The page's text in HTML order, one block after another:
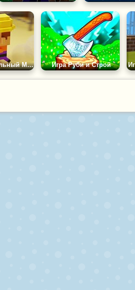
Игра Строительный Мастер Игра Руби и Строй